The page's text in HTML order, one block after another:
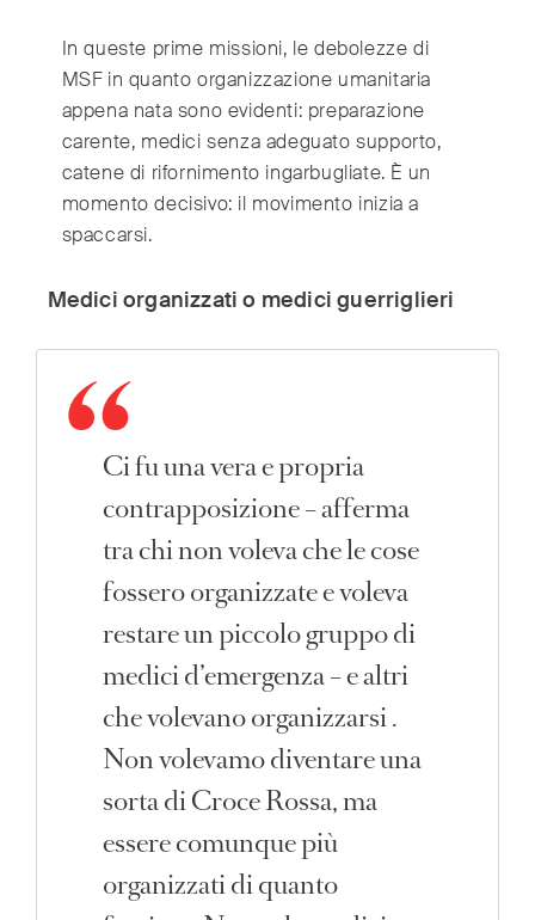
In queste prime missioni, le debolezze di
MSF in quanto organizzazione umanitaria
appena nata sono evidenti: preparazione
carente, medici senza adeguato supporto,
catene di rifornimento ingarbugliate. È un
momento decisivo: il movimento inizia a
spaccarsi.
Medici organizzati o medici guerriglieri
Ci fu una vera e propria
contrapposizione – afferma
tra chi non voleva che le cose
fossero organizzate e voleva
restare un piccolo gruppo di
medici d’emergenza – e altri
che volevano organizzarsi .
Non volevamo diventare una
sorta di Croce Rossa, ma
essere comunque più
organizzati di quanto